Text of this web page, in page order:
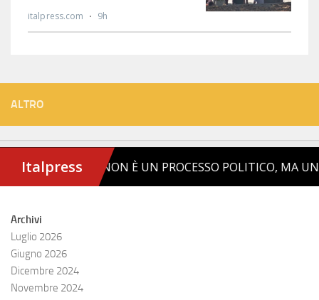
ALTRO
Archivi
Luglio 2026
Giugno 2026
Dicembre 2024
Novembre 2024